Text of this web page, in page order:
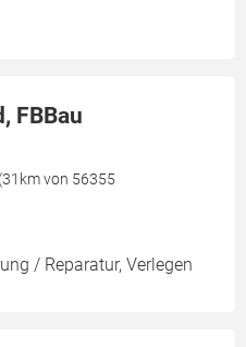
FBBau
von 56355
/ Reparatur, Verlegen